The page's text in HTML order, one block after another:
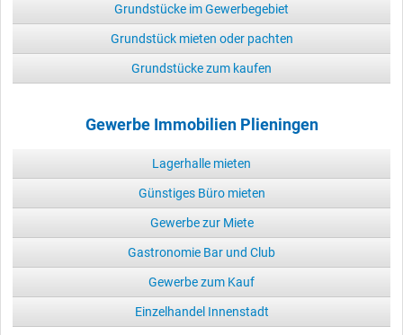
Grundstücke im Gewerbegebiet
Grundstück mieten oder pachten
Grundstücke zum kaufen
Gewerbe Immobilien Plieningen
Lagerhalle mieten
Günstiges Büro mieten
Gewerbe zur Miete
Gastronomie Bar und Club
Gewerbe zum Kauf
Einzelhandel Innenstadt